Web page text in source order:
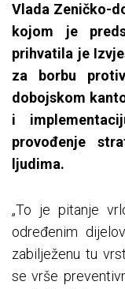
Vlada Zeničko-
kojom je
prihvatila je
za borbu
dobojskom
i
provođenje
ljudima.
„To je pitanje
određenim
zabilježenu tu
se vrše